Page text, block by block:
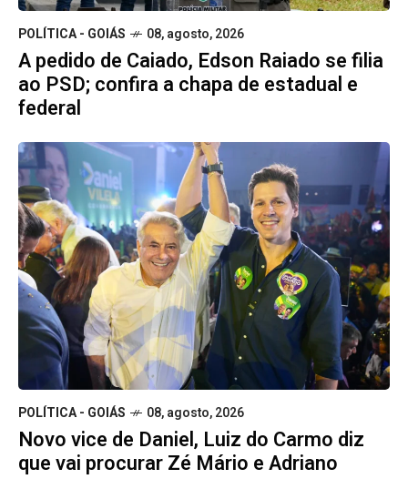
POLÍTICA - GOIÁS 08, agosto, 2026
A pedido de Caiado, Edson Raiado se filia
ao PSD; confira a chapa de estadual e
federal
POLÍTICA - GOIÁS 08, agosto, 2026
Novo vice de Daniel, Luiz do Carmo diz
que vai procurar Zé Mário e Adriano